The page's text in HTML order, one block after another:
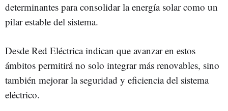
determinantes para consolidar la energía solar como un
pilar estable del sistema.
Desde Red Eléctrica indican que avanzar en estos
ámbitos permitirá no solo integrar más renovables, sino
también mejorar la seguridad y eficiencia del sistema
eléctrico.